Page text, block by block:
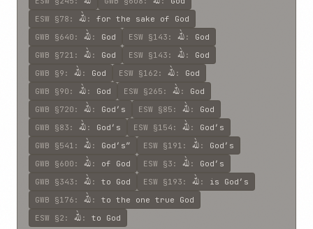
ESW §78 : للّه : for the sake of God
GWB §640 : للّه : God ESW §143 : للّه : God
GWB §721 : للّه : God ESW §143 : للّه : God
GWB §9 : للّه : God ESW §162 : للّه : God
GWB §90 : للّه : God ESW §265 : للّه : God
GWB §720 : للّه : God’s ESW §85 : للّه : God
GWB §83 : للّه : God’s ESW §154 : للّه : God’s
GWB §541 : للّه : God’s” ESW §191 : للّه : God’s
GWB §600 : للّه : of God ESW §3 : للّه : God’s
GWB §343 : للّه : to God ESW §193 : للّه : is God’s
GWB §176 : للّه : to the one true God
ESW §2 : للّه : to God